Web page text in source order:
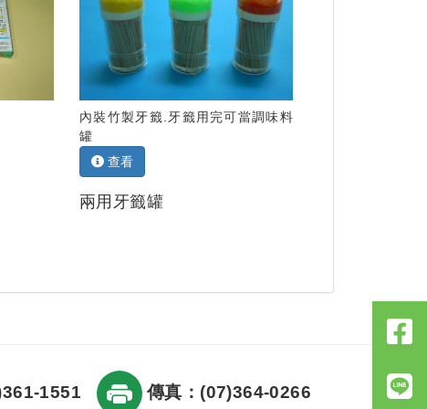
內裝竹製牙籤.牙籤用完可當調味料
罐
查看
兩用牙籤罐
1551 傳真：(07)364-0266